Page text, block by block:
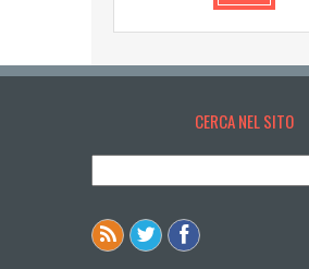
CERCA NEL SITO